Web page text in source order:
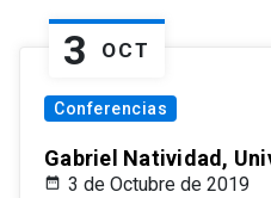
3 OCT
Conferencias
Gabriel Natividad,
3 de Octubre de 2019